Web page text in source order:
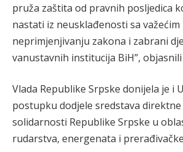
pruža zaštita od pravnih posljedica
nastati iz neusklađenosti sa
neprimjenjivanju zakona i zabrani
vanustavnih institucija BiH”, objasnili
Vlada Republike Srpske donijela je i
postupku dodjele sredstava
solidarnosti Republike Srpske u
rudarstva, energenata i